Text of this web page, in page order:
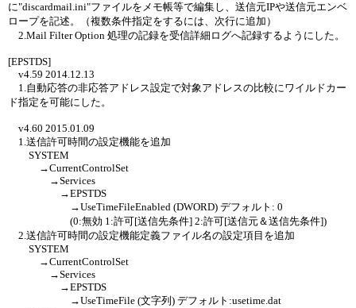
に"discardmail.ini"ファイルをメモ帳等で編集し、送信元IPや送信元エンベ
ロープを記述。（複数条件指定をするには、次行に追加）
2.Mail Filter Option 処理の記録を受信詳細ログへ記録するようにした。
[EPSTDS]
v4.59 2014.12.13
1.自動応答の非応答アドレス設定で対象アドレスの比較にワイルドカー
ド指定を可能にした。
v4.60 2015.01.09
1.送信許可時間の設定機能を追加
SYSTEM
→CurrentControlSet
→Services
→EPSTDS
→UseTimeFileEnabled (DWORD) デフォルト: 0
(0:無効 1:許可[送信先条件] 2:許可[送信元＆送信先条件])
2.送信許可時間の設定機能定義ファイル名の設定項目を追加
SYSTEM
→CurrentControlSet
→Services
→EPSTDS
→UseTimeFile (文字列) デフォルト:usetime.dat